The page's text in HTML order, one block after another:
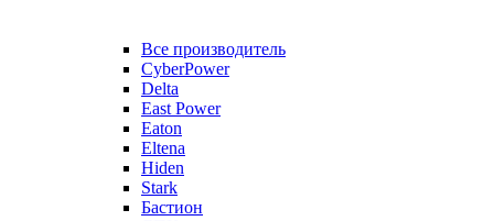
Все производитель
CyberPower
Delta
East Power
Eaton
Eltena
Hiden
Stark
Бастион